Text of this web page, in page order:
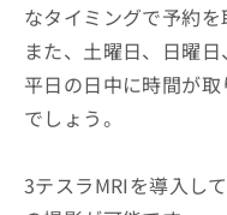
なタイミングで予約を
また、土曜日、日曜日
平日の日中に時間が
でしょう。
3テスラMRIを導入し